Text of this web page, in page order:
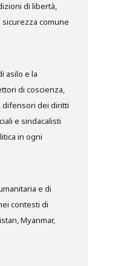
di libertà,
comune
asilo e la
di coscienza,
dei diritti
e sindacalisti
in ogni
e di
contesti di
Myanmar,